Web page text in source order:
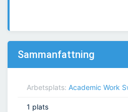
Sammanfattning
Arbetsplats: Academic Work
1 plats